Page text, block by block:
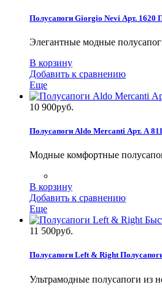
Полусапоги Giorgio Nevi Арт. 1620
Элегантные модные
В корзину
Добавить к сравнению
Еще
10 900руб.
Полусапоги Aldo Mercanti Арт. А
Модные комфортные
В корзину
Добавить к сравнению
Еще
11 500руб.
Полусапоги Left & Right
Ультрамодные полусапоги из